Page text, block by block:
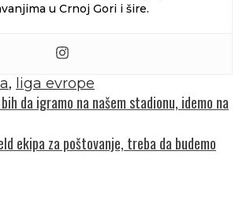
u Crnoj Gori i šire.
, liga evrope
da igramo na našem stadionu, idemo na
ekipa za poštovanje, treba da budemo